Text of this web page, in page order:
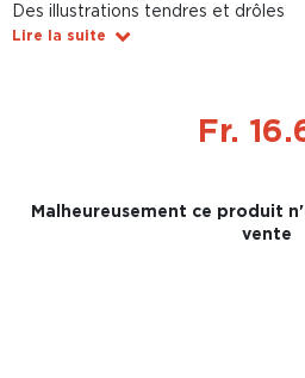
Des illustrations tendres et drôles
Lire la suite
Fr.
Malheureusement ce produit
vente